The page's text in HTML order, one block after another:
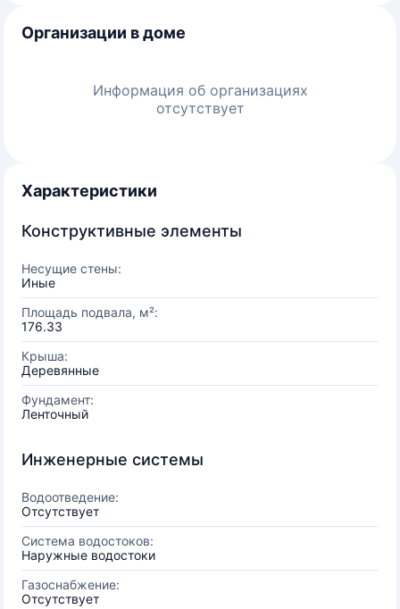
Организации в доме
Информация об организациях
отсутствует
Характеристики
Конструктивные элементы
Несущие стены:
Иные
Площадь подвала, м²:
176.33
Крыша:
Деревянные
Фундамент:
Ленточный
Инженерные системы
Водоотведение:
Отсутствует
Система водостоков:
Наружные водостоки
Газоснабжение:
Отсутствует